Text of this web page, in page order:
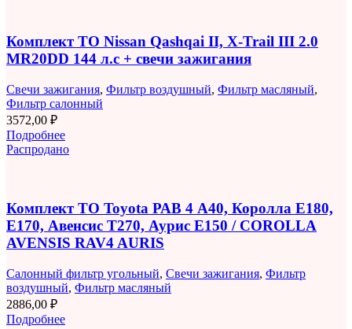
Комплект ТО Nissan Qashqai II, X-Trail III 2.0
MR20DD 144 л.с + свечи зажигания
Свечи зажигания, Фильтр воздушный, Фильтр масляный,
Фильтр салонный
3572,00 ₽
Подробнее
Распродано
Комплект ТО Toyota РАВ 4 A40, Королла E180,
E170, Авенсис T270, Аурис E150 / COROLLA
AVENSIS RAV4 AURIS
Салонный фильтр угольный, Свечи зажигания, Фильтр
воздушный, Фильтр масляный
2886,00 ₽
Подробнее